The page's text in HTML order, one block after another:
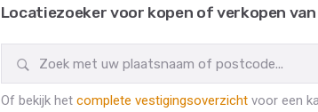
Locatiezoeker voor kopen of verkopen
Of bekijk het complete vestigingsoverzichtvoor een